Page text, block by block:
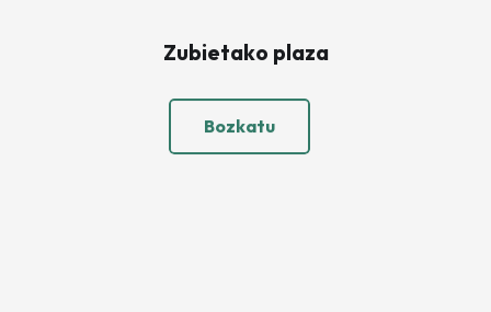
Zubietako plaza
Bozkatu